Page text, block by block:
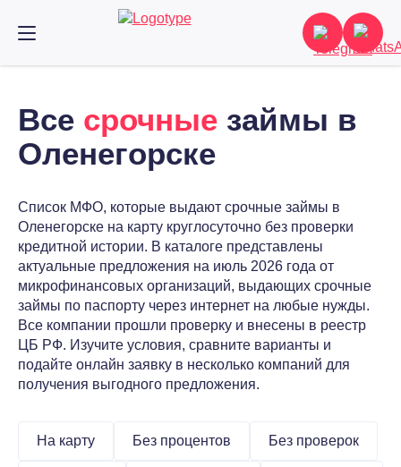
Все срочные займы в
Оленегорске
Список МФО, которые выдают срочные займы в
Оленегорске на карту круглосуточно без проверки
кредитной истории. В каталоге представлены
актуальные предложения на июль 2026 года от
микрофинансовых организаций, выдающих срочные
займы по паспорту через интернет на любые нужды.
Все компании прошли проверку и внесены в реестр
ЦБ РФ. Изучите условия, сравните варианты и
подайте онлайн заявку в несколько компаний для
получения выгодного предложения.
На карту Без процентов Без проверок